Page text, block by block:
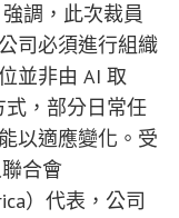
調，此次裁員
司必須進行組織
並非由 AI 取
，部分日常任
以適應變化。受
合會
）代表，公司